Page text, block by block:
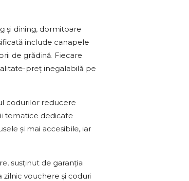
și dining, dormitoare
include canapele
de grădină. Fiecare
preț inegalabilă pe
codurilor reducere
tematice dedicate
și mai accesibile, iar
susținut de garanția
vouchere și coduri